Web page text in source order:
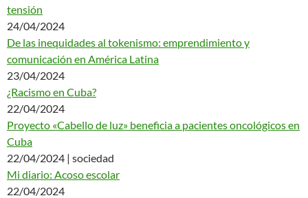
tensión
24/04/2024
De las inequidades al tokenismo: emprendimiento y
comunicación en América Latina
23/04/2024
¿Racismo en Cuba?
22/04/2024
Proyecto «Cabello de luz» beneficia a pacientes oncológicos en
Cuba
22/04/2024 | sociedad
Mi diario: Acoso escolar
22/04/2024